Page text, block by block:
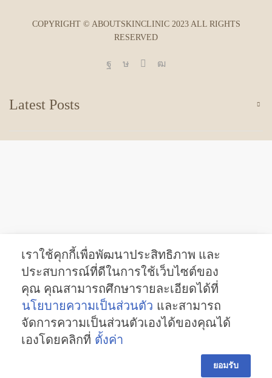
COPYRIGHT © ABOUTSKINCLINIC 2023 ALL RIGHTS
RESERVED
Facebook
Latest Posts
เราใช้คุกกี้เพื่อพัฒนาประสิทธิภาพ และ
ประสบการณ์ที่ดีในการใช้เว็บไซต์ของ
คุณ คุณสามารถศึกษารายละเอียดได้ที่
นโยบายความเป็นส่วนตัว และสามารถ
จัดการความเป็นส่วนตัวเองได้ของคุณได้
เองโดยคลิกที่ ตั้งค่า
ยอมรับ